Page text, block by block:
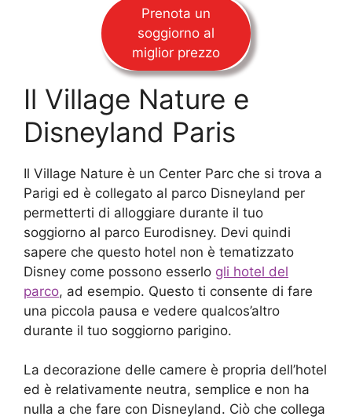
Prenota un
soggiorno al
miglior prezzo
Il Village Nature e
Disneyland Paris
Il Village Nature è un Center Parc che si trova a
Parigi ed è collegato al parco Disneyland per
permetterti di alloggiare durante il tuo
soggiorno al parco Eurodisney. Devi quindi
sapere che questo hotel non è tematizzato
Disney come possono esserlo gli hotel del
parco, ad esempio. Questo ti consente di fare
una piccola pausa e vedere qualcos’altro
durante il tuo soggiorno parigino.
La decorazione delle camere è propria dell’hotel
ed è relativamente neutra, semplice e non ha
nulla a che fare con Disneyland. Ciò che collega